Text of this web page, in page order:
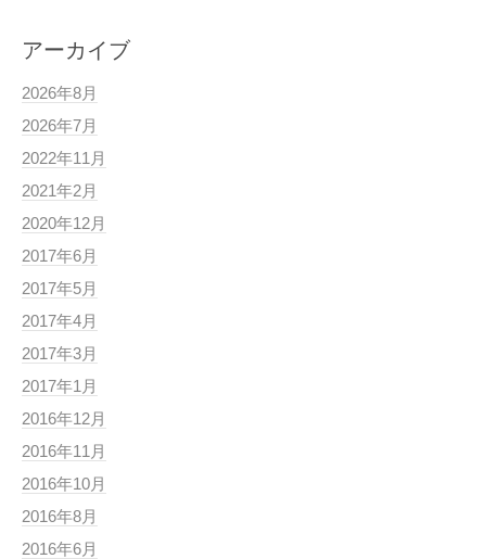
アーカイブ
2026年8月
2026年7月
2022年11月
2021年2月
2020年12月
2017年6月
2017年5月
2017年4月
2017年3月
2017年1月
2016年12月
2016年11月
2016年10月
2016年8月
2016年6月